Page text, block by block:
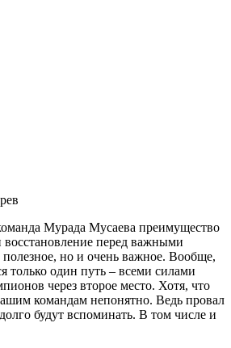
Мурада Мусаева преимущество
перед важными
полезное, но и очень важное. Вообще,
только один путь – всеми силами
через второе место. Хотя, что
командам непонятно. Ведь провал
будут вспоминать. В том числе и